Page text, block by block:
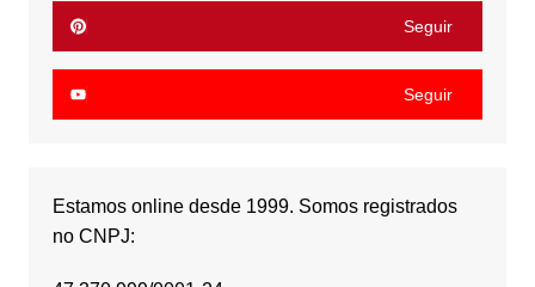
Seguir
Seguir
Estamos online desde 1999. Somos registrados
no CNPJ: